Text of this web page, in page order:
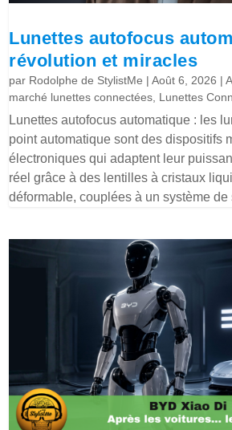
Lunettes autofocus
révolution et miracles
par Rodolphe de StylistMe |Août 6, 2026 |
marché lunettes connectées Lunettes
Lunettes autofocus automatique : les
point automatique sont des dispositifs
électroniques qui adaptent leur
réel grâce à des lentilles à cristaux
déformable, couplées à un système de